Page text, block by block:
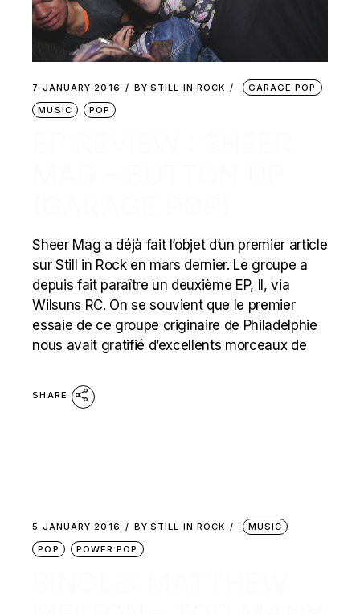
7 JANUARY 2016 BY STILL IN ROCK
GARAGE POP
MUSIC
POP
Sheer Mag a déjà fait l’objet d’un premier article
sur Still in Rock en mars dernier. Le groupe a
depuis fait paraître un deuxième EP, II, via
Wilsuns RC. On se souvient que le premier
essaie de ce groupe originaire de Philadelphie
nous avait gratifié d’excellents morceaux de
SHARE
5 JANUARY 2016 BY STILL IN ROCK
MUSIC
POP
POWER POP